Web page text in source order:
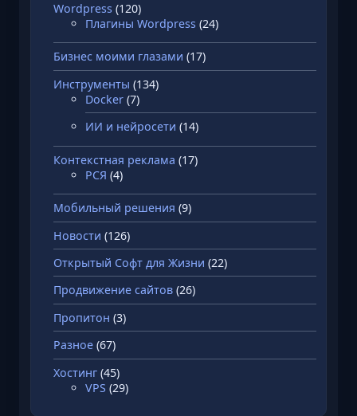
Wordpress (120)
Плагины Wordpress (24)
Бизнес моими глазами (17)
Инструменты (134)
Docker (7)
ИИ и нейросети (14)
Контекстная реклама (17)
РСЯ (4)
Мобильный решения (9)
Новости (126)
Открытый Софт для Жизни (22)
Продвижение сайтов (26)
Пропитон (3)
Разное (67)
Хостинг (45)
VPS (29)